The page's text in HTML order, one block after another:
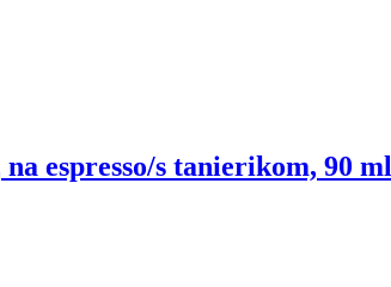
espresso/s tanierikom, 90 ml